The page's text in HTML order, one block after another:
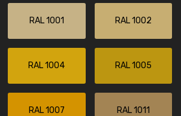
RAL 1001 RAL 1002
RAL 1004 RAL 1005
RAL 1007 RAL 1011